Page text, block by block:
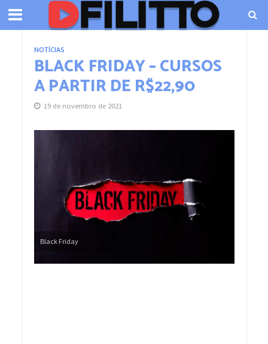
NOTÍCIAS
BLACK FRIDAY – CURSOS
A PARTIR DE R$22,90
19 de novembro de 2021
Black Friday